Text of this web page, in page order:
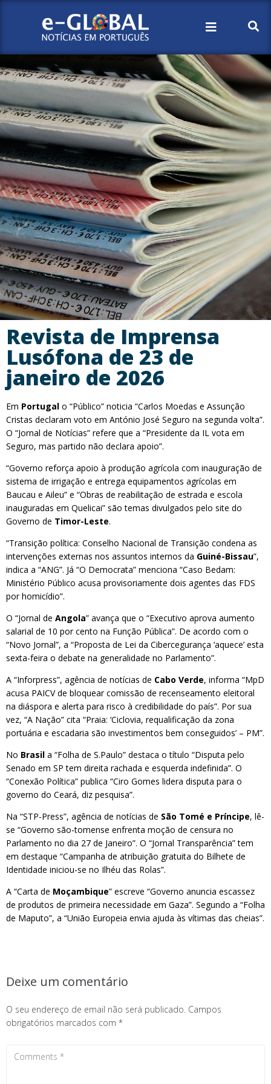
Revista de Imprensa
Lusófona de 23 de
janeiro de 2026
Em Portugal o “Público” noticia “Carlos Moedas e Assunção
Cristas declaram voto em António José Seguro na segunda volta”.
O “Jornal de Notícias” refere que a “Presidente da IL vota em
Seguro, mas partido não declara apoio”.
“Governo reforça apoio à produção agrícola com inauguração de
sistema de irrigação e entrega equipamentos agrícolas em
Baucau e Aileu” e “Obras de reabilitação de estrada e escola
inauguradas em Quelicai” são temas divulgados pelo site do
Governo de Timor-Leste.
“Transição política: Conselho Nacional de Transição condena as
intervenções externas nos assuntos internos da Guiné-Bissau”,
indica a “ANG”. Já “O Democrata” menciona “Caso Bedam:
Ministério Público acusa provisoriamente dois agentes das FDS
por homicídio”.
O “Jornal de Angola” avança que o “Executivo aprova aumento
salarial de 10 por cento na Função Pública”. De acordo com o
“Novo Jornal”, a “Proposta de Lei da Cibercegurança ‘aquece’ esta
sexta-feira o debate na generalidade no Parlamento”.
A “Inforpress”, agência de notícias de Cabo Verde, informa “MpD
acusa PAICV de bloquear comissão de recenseamento eleitoral
na diáspora e alerta para risco à credibilidade do país”. Por sua
vez, “A Nação” cita “Praia: ‘Ciclovia, requalificação da zona
portuária e escadaria são investimentos bem conseguidos’ – PM”.
No Brasil a “Folha de S.Paulo” destaca o título “Disputa pelo
Senado em SP tem direita rachada e esquerda indefinida”. O
“Conexão Política” publica “Ciro Gomes lidera disputa para o
governo do Ceará, diz pesquisa”.
Na “STP-Press”, agência de notícias de São Tomé e Príncipe, lê-
se “Governo são-tomense enfrenta moção de censura no
Parlamento no dia 27 de Janeiro”. O “Jornal Transparência” tem
em destaque “Campanha de atribuição gratuita do Bilhete de
Identidade iniciou-se no Ilhéu das Rolas”.
A “Carta de Moçambique” escreve “Governo anuncia escassez
de produtos de primeira necessidade em Gaza”. Segundo a “Folha
de Maputo”, a “União Europeia envia ajuda às vítimas das cheias”.
Deixe um comentário
O seu endereço de email não será publicado. Campos
obrigatórios marcados com *